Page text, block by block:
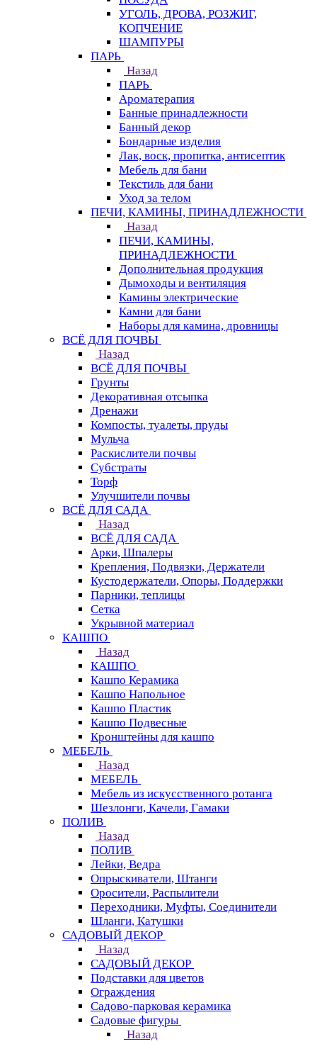
УГОЛЬ, ДРОВА, РОЗЖИГ,
КОПЧЕНИЕ
ШАМПУРЫ
ПАРЬ
Назад
ПАРЬ
Ароматерапия
Банные принадлежности
Банный декор
Бондарные изделия
Лак, воск, пропитка, антисептик
Мебель для бани
Текстиль для бани
Уход за телом
ПЕЧИ, КАМИНЫ, ПРИНАДЛЕЖНОСТИ
Назад
ПЕЧИ, КАМИНЫ,
ПРИНАДЛЕЖНОСТИ
Дополнительная продукция
Дымоходы и вентиляция
Камины электрические
Камни для бани
Наборы для камина, дровницы
ВСЁ ДЛЯ ПОЧВЫ
Назад
ВСЁ ДЛЯ ПОЧВЫ
Грунты
Декоративная отсыпка
Дренажи
Компосты, туалеты, пруды
Мульча
Раскислители почвы
Субстраты
Торф
Улучшители почвы
ВСЁ ДЛЯ САДА
Назад
ВСЁ ДЛЯ САДА
Арки, Шпалеры
Крепления, Подвязки, Держатели
Кустодержатели, Опоры, Поддержки
Парники, теплицы
Сетка
Укрывной материал
КАШПО
Назад
КАШПО
Кашпо Керамика
Кашпо Напольное
Кашпо Пластик
Кашпо Подвесные
Кронштейны для кашпо
МЕБЕЛЬ
Назад
МЕБЕЛЬ
Мебель из искусственного ротанга
Шезлонги, Качели, Гамаки
ПОЛИВ
Назад
ПОЛИВ
Лейки, Ведра
Опрыскиватели, Штанги
Оросители, Распылители
Переходники, Муфты, Соединители
Шланги, Катушки
САДОВЫЙ ДЕКОР
Назад
САДОВЫЙ ДЕКОР
Подставки для цветов
Ограждения
Садово-парковая керамика
Садовые фигуры
Назад